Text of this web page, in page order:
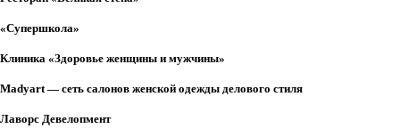
«Супершкола»
Клиника «Здоровье женщины и мужчины»
Madyart — сеть салонов женской одежды делового стиля
Лаворс Девелопмент